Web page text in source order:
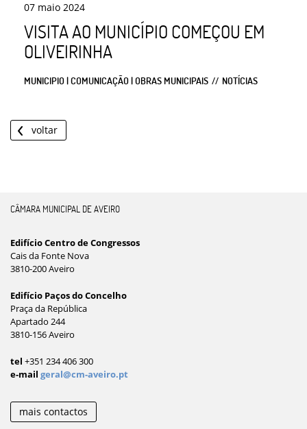
07 maio 2024
VISITA AO MUNICÍPIO COMEÇOU EM
OLIVEIRINHA
MUNICIPIO | COMUNICAÇÃO | OBRAS MUNICIPAIS NOTÍCIAS
voltar
CÂMARA MUNICIPAL DE AVEIRO
Edifício Centro de Congressos
Cais da Fonte Nova
3810-200 Aveiro
Edifício Paços do Concelho
Praça da República
Apartado 244
3810-156 Aveiro
tel +351 234 406 300
e-mail geral@cm-aveiro.pt
mais contactos